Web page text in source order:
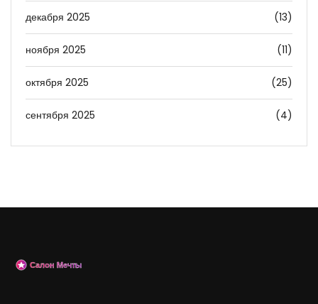
декабря 2025 (13)
ноября 2025 (11)
октября 2025 (25)
сентября 2025 (4)